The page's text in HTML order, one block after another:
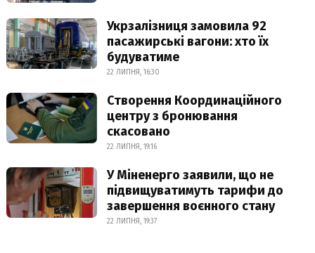
Укрзалізниця замовила 92
пасажирські вагони: хто їх
будуватиме
22 ЛИПНЯ, 16:30
Створення Координаційного
центру з бронювання
скасовано
22 ЛИПНЯ, 19:16
У Міненерго заявили, що не
підвищуватимуть тарифи до
завершення воєнного стану
22 ЛИПНЯ, 19:37